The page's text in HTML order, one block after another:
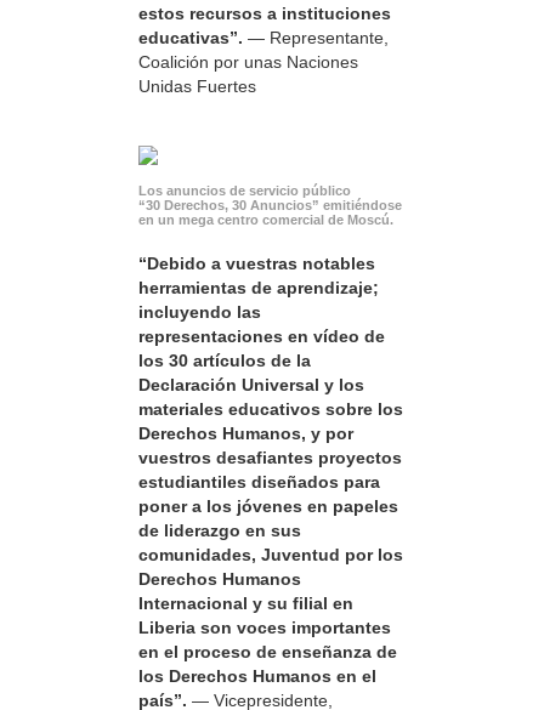
estos recursos a instituciones
educativas”. — Representante,
Coalición por unas Naciones
Unidas Fuertes
Los anuncios de servicio público
“30 Derechos, 30 Anuncios” emitiéndose
en un mega centro comercial de Moscú.
“Debido a vuestras notables
herramientas de aprendizaje;
incluyendo las
representaciones en vídeo de
los 30 artículos de la
Declaración Universal y los
materiales educativos sobre los
Derechos Humanos, y por
vuestros desafiantes proyectos
estudiantiles diseñados para
poner a los jóvenes en papeles
de liderazgo en sus
comunidades, Juventud por los
Derechos Humanos
Internacional y su filial en
Liberia son voces importantes
en el proceso de enseñanza de
los Derechos Humanos en el
país”. — Vicepresidente,